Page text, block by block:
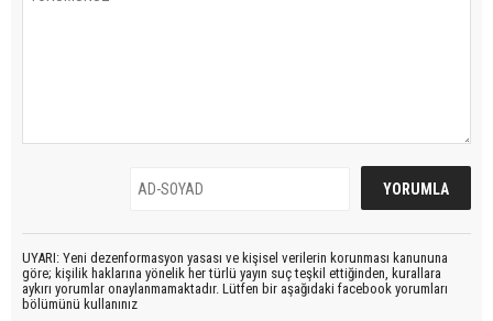
UYARI: Yeni dezenformasyon yasası ve kişisel verilerin korunması kanununa
göre; kişilik haklarına yönelik her türlü yayın suç teşkil ettiğinden, kurallara
aykırı yorumlar onaylanmamaktadır. Lütfen bir aşağıdaki facebook yorumları
bölümünü kullanınız